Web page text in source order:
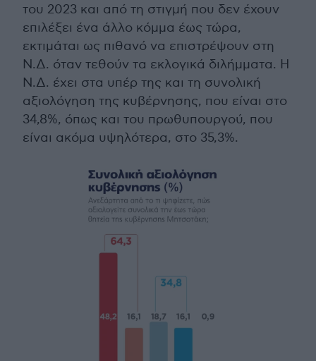
του 2023 και από τη στιγμή που δεν έχουν
επιλέξει ένα άλλο κόμμα έως τώρα,
εκτιμάται ως πιθανό να επιστρέψουν στη
Ν.Δ. όταν τεθούν τα εκλογικά διλήμματα. Η
Ν.Δ. έχει στα υπέρ της και τη συνολική
αξιολόγηση της κυβέρνησης, που είναι στο
34,8%, όπως και του πρωθυπουργού, που
είναι ακόμα υψηλότερα, στο 35,3%.